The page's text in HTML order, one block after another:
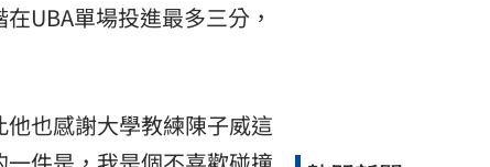
UBA單場投進最多三分，
也感謝大學教練陳子威這